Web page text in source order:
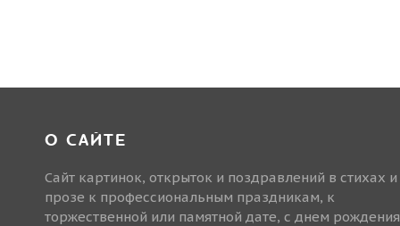
О САЙТЕ
Сайт картинок, открыток и поздравлений в стихах и
прозе к профессиональным праздникам, к
торжественной или памятной дате, с днем